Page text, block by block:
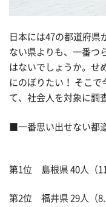
日本には47の都道府県
ない県よりも、一番つ
はないでしょうか。せ
にのぼりたい！ そこ
て、社会人を対象に調
■一番思い出せない都
第1位 島根県 40人（
第2位 福井県 29人（